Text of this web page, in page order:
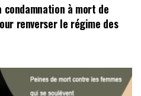
à mort de
renverser le régime des